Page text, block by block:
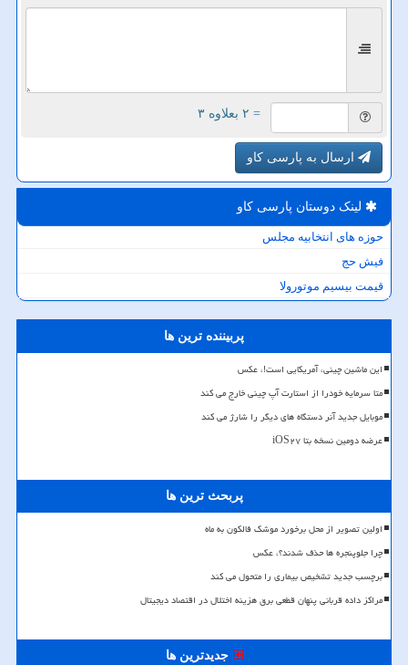
= ۲ بعلاوه ۳
ارسال به پارسی کاو
لینک دوستان پارسی كاو
حوزه های انتخابیه مجلس
فیش حج
قیمت بیسیم موتورولا
پربیننده ترین ها
این ماشین چینی، آمریکایی است!، عکس
متا سرمایه خودرا از استارت آپ چینی خارج می کند
موبایل جدید آنر دستگاه های دیگر را شارژ می کند
عرضه دومین نسخه بتا iOS۲۷
پربحث ترین ها
اولین تصویر از محل برخورد موشک فالکون به ماه
چرا جلوپنجره ها حذف شدند؟، عکس
برچسب جدید تشخیص بیماری را متحول می کند
مراکز داده قربانی پنهان قطعی برق هزینه اختلال در اقتصاد دیجیتال
جدیدترین ها